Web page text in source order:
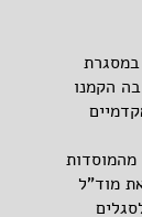
יצא לנו לעבוד עם ICFR במסגרת
הקמנו
אקדמיים
מוד"ל